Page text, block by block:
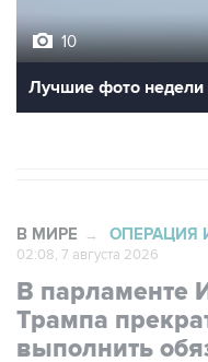
10
Лучшие фото недели
В МИРЕ → ОПЕРАЦИЯ
02:08, 7 августа 2026
В парламенте
Трампа
выполнить